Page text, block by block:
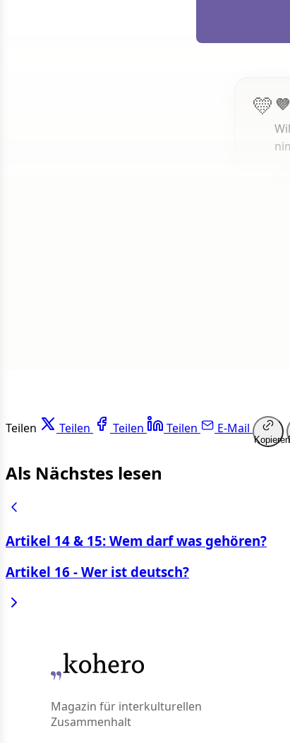
💛
Teilen Teilen Teilen Teilen E-Mail
Kopieren
Als Nächstes lesen
Artikel 14 & 15: Wem darf was gehören?
Artikel 16 - Wer ist deutsch?
Magazin für interkulturellen
Zusammenhalt